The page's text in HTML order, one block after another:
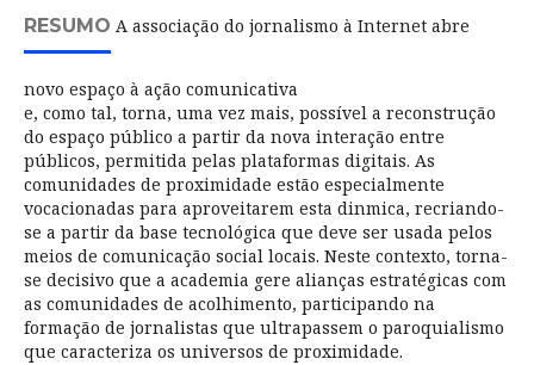
RESUMO A associação do jornalismo à Internet abre
novo espaço à ação comunicativa
e, como tal, torna, uma vez mais, possível a reconstrução
do espaço público a partir da nova interação entre
públicos, permitida pelas plataformas digitais. As
comunidades de proximidade estão especialmente
vocacionadas para aproveitarem esta dinmica, recriando-
se a partir da base tecnológica que deve ser usada pelos
meios de comunicação social locais. Neste contexto, torna-
se decisivo que a academia gere alianças estratégicas com
as comunidades de acolhimento, participando na
formação de jornalistas que ultrapassem o paroquialismo
que caracteriza os universos de proximidade.